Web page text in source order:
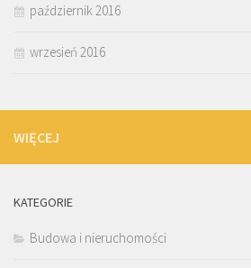
październik 2016
wrzesień 2016
WIĘCEJ
KATEGORIE
Budowa i nieruchomości